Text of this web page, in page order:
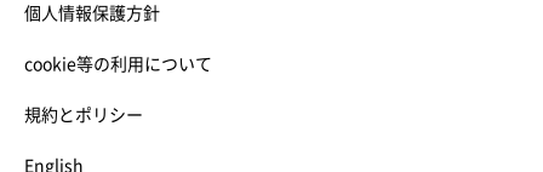
個人情報保護方針
cookie等の利用について
規約とポリシー
English